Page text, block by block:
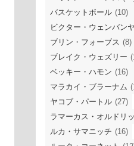
バスケットボール (10)
ビクター・ウェンバン
ブリン・フォーブス (8)
ブレイク・ウェズリー
ベッキー・ハモン (16)
マラカイ・ブラーナム
ヤコブ・パートル (27)
ラマーカス・オルドリ
ルカ・サマニッチ (16)